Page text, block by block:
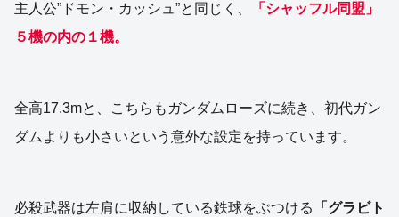
主人公”ドモン・カッシュ”と同じく、
「シャッフル同盟」
５機の内の１機。
全高17.3mと、こちらもガンダムローズに続き、初代ガン
ダムよりも小さいという意外な設定を持っています。
必殺武器は左肩に収納している鉄球をぶつける
「グラビト